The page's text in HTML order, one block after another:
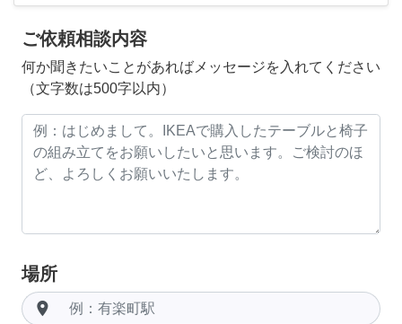
ご依頼相談内容
何か聞きたいことがあればメッセージを入れてください
（文字数は500字以内）
場所
room